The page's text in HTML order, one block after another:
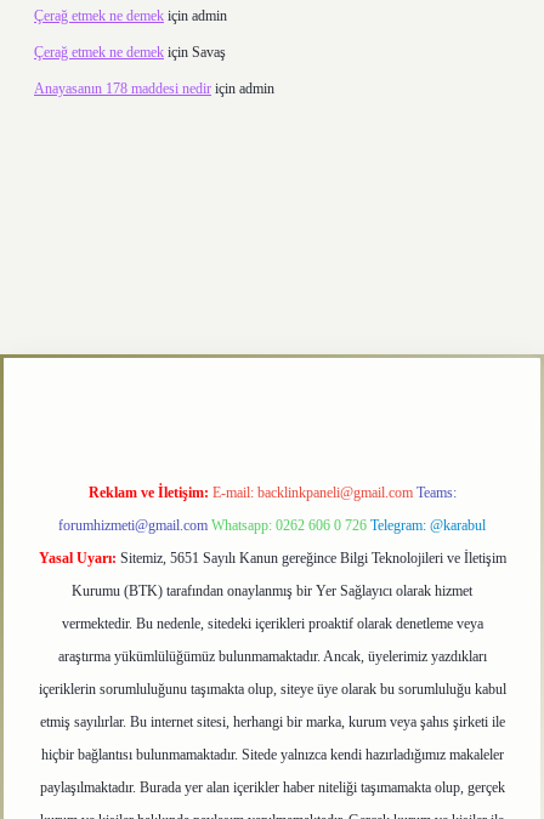
Çerağ etmek ne demek için admin
Çerağ etmek ne demek için Savaş
Anayasanın 178 maddesi nedir için admin
Reklam ve İletişim: E-mail: backlinkpaneli@gmail.com Teams:
forumhizmeti@gmail.com Whatsapp: 0262 606 0 726 Telegram: @karabul
Yasal Uyarı: Sitemiz, 5651 Sayılı Kanun gereğince Bilgi Teknolojileri ve İletişim
Kurumu (BTK) tarafından onaylanmış bir Yer Sağlayıcı olarak hizmet
vermektedir. Bu nedenle, sitedeki içerikleri proaktif olarak denetleme veya
araştırma yükümlülüğümüz bulunmamaktadır. Ancak, üyelerimiz yazdıkları
içeriklerin sorumluluğunu taşımakta olup, siteye üye olarak bu sorumluluğu kabul
etmiş sayılırlar. Bu internet sitesi, herhangi bir marka, kurum veya şahıs şirketi ile
hiçbir bağlantısı bulunmamaktadır. Sitede yalnızca kendi hazırladığımız makaleler
paylaşılmaktadır. Burada yer alan içerikler haber niteliği taşımamakta olup, gerçek